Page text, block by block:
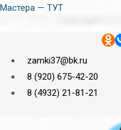
Перейти
Мастера — ТУТ
zamki37@bk.ru
8 (920) 675-42-20
8 (4932) 21-81-21